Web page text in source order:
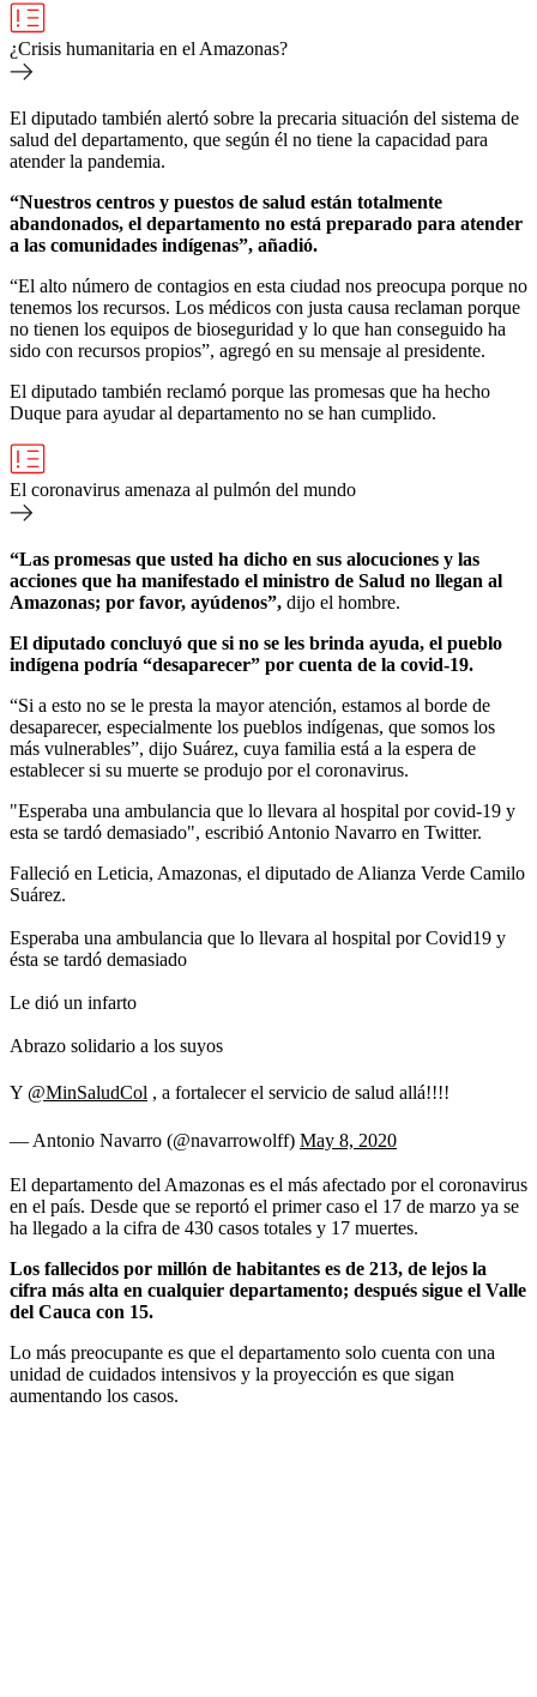
¿Crisis humanitaria en el Amazonas?
El diputado también alertó sobre la precaria situación del sistema de
salud del departamento, que según él no tiene la capacidad para
atender la pandemia.
“Nuestros centros y puestos de salud están totalmente
abandonados, el departamento no está preparado para atender
a las comunidades indígenas”, añadió.
“El alto número de contagios en esta ciudad nos preocupa porque no
tenemos los recursos. Los médicos con justa causa reclaman porque
no tienen los equipos de bioseguridad y lo que han conseguido ha
sido con recursos propios”, agregó en su mensaje al presidente.
El diputado también reclamó porque las promesas que ha hecho
Duque para ayudar al departamento no se han cumplido.
El coronavirus amenaza al pulmón del mundo
“Las promesas que usted ha dicho en sus alocuciones y las
acciones que ha manifestado el ministro de Salud no llegan al
Amazonas; por favor, ayúdenos”, dijo el hombre.
El diputado concluyó que si no se les brinda ayuda, el pueblo
indígena podría “desaparecer” por cuenta de la covid-19.
“Si a esto no se le presta la mayor atención, estamos al borde de
desaparecer, especialmente los pueblos indígenas, que somos los
más vulnerables”, dijo Suárez, cuya familia está a la espera de
establecer si su muerte se produjo por el coronavirus.
"Esperaba una ambulancia que lo llevara al hospital por covid-19 y
esta se tardó demasiado", escribió Antonio Navarro en Twitter.
Falleció en Leticia, Amazonas, el diputado de Alianza Verde Camilo
Suárez.
Esperaba una ambulancia que lo llevara al hospital por Covid19 y
ésta se tardó demasiado
Le dió un infarto
Abrazo solidario a los suyos
Y @MinSaludCol , a fortalecer el servicio de salud allá!!!!
— Antonio Navarro (@navarrowolff) May 8, 2020
El departamento del Amazonas es el más afectado por el coronavirus
en el país. Desde que se reportó el primer caso el 17 de marzo ya se
ha llegado a la cifra de 430 casos totales y 17 muertes.
Los fallecidos por millón de habitantes es de 213, de lejos la
cifra más alta en cualquier departamento; después sigue el Valle
del Cauca con 15.
Lo más preocupante es que el departamento solo cuenta con una
unidad de cuidados intensivos y la proyección es que sigan
aumentando los casos.